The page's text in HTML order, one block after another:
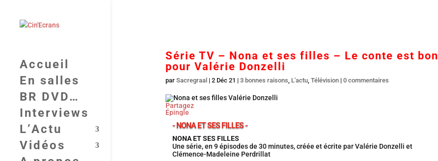
Accueil
En salles
BR DVD…
Interviews
L’Actu
Vidéos
Série TV – Nona et ses filles – Le conte est bon
pour Valérie Donzelli
par Sacregraal | 2 Déc 21 | 3 bonnes raisons, L'actu, Télévision| 0 commentaires
Partagez
Épingle
- NONA ET SES FILLES -
NONA ET SES FILLES
Une série, en 9 épisodes de 30 minutes, créée et écrite par Valérie Donzelli et
Clémence-Madeleine Perdrillat